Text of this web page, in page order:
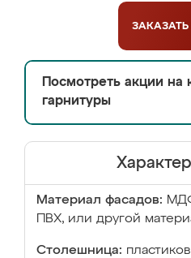
ЗАКАЗАТЬ
Посмотреть акции на
гарнитуры
Материал фасадов:
ПВХ, или другой
Столешница: